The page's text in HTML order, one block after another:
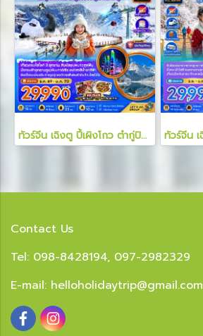
ทัวร์จีน เฉิงตู ปี้เผิงโกว ต๋ากู่ปิงชวน ภูเขาหิมะวาวู 6 วัน 5 คืน
Contact Us
Tel: 098-8428194, 097-2982329
E-mail: helloholidaytrip@gmail.com